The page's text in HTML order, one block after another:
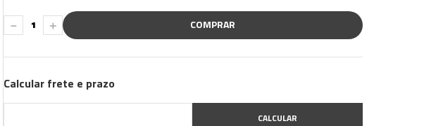
＋
－ COMPRAR
Calcular frete e prazo